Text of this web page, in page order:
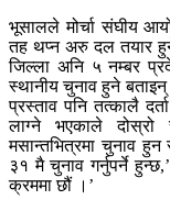
भूसालले मोर्चा संघीय
तह थप्न अरु दल तयार
जिल्ला अनि ५ नम्बर
स्थानीय चुनाव हुने
प्रस्ताव पनि तत्कालै
लाग्ने भएकाले
मसान्तभित्रमा चुनाव
३१ मै चुनाव गर्नुपर्ने
क्रममा छौं ।’